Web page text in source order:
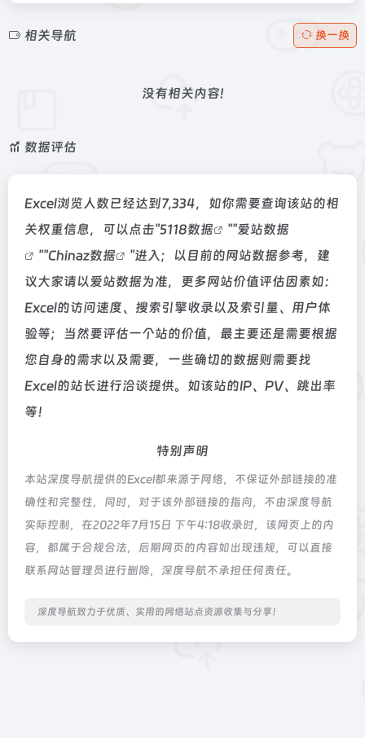
相关导航 换一换
没有相关内容!
数据评估
Excel浏览人数已经达到7,334，如你需要查询该站的相
关权重信息，可以点击"5118数据 ""爱站数据
""Chinaz数据
"进入；以目前的网站数据参考，建
议大家请以爱站数据为准，更多网站价值评估因素如：
Excel的访问速度、搜索引擎收录以及索引量、用户体
验等；当然要评估一个站的价值，最主要还是需要根据
您自身的需求以及需要，一些确切的数据则需要找
Excel的站长进行洽谈提供。如该站的IP、PV、跳出率
等！
特别声明
本站深度导航提供的Excel都来源于网络，不保证外部链接的准
确性和完整性，同时，对于该外部链接的指向，不由深度导航
实际控制，在2022年7月15日 下午4:18收录时，该网页上的内
容，都属于合规合法，后期网页的内容如出现违规，可以直接
联系网站管理员进行删除，深度导航不承担任何责任。
深度导航致力于优质、实用的网络站点资源收集与分享！